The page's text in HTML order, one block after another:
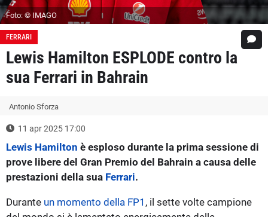
Foto: © IMAGO
FERRARI
Lewis Hamilton ESPLODE contro la
sua Ferrari in Bahrain
Antonio Sforza
11 apr 2025 17:00
Lewis Hamilton è esploso durante la prima sessione di
prove libere del Gran Premio del Bahrain a causa delle
prestazioni della sua Ferrari.
Durante un momento della FP1 , il sette volte campione